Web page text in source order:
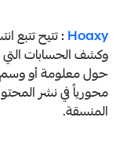
Hoaxy
:تتيح تتبع
وكشف الحسابات
حول معلومة أو وسم
محورياً في نشر
المنسقة.